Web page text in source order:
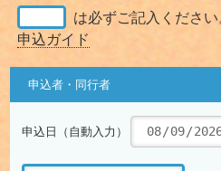
は必ずご記入ください
申込ガイド
申込者・同行者
申込日（自動入力）